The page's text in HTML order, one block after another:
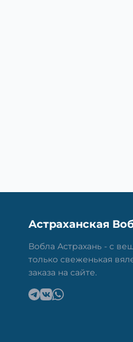
Астраханская
Вобла Астрахань - с
только свеженькая
заказа на сайте.